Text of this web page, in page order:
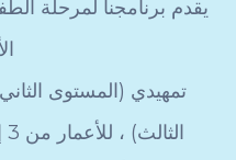
يقدم برنامجنا لمرحلة
تمهيدي (المستوى